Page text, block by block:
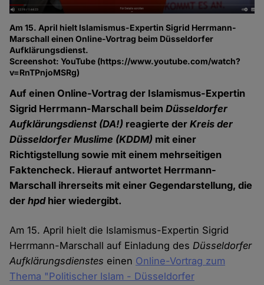
Am 15. April hielt Islamismus-Expertin Sigrid Herrmann-
Marschall einen Online-Vortrag beim Düsseldorfer
Aufklärungsdienst.
Screenshot: YouTube (https://www.youtube.com/watch?
v=RnTPnjoMSRg)
Auf einen Online-Vortrag der Islamismus-Expertin
Sigrid Herrmann-Marschall beimDüsseldorfer
Aufklärungsdienst (DA!) reagierte derKreis der
Düsseldorfer Muslime (KDDM) mit einer
Richtigstellung sowie mit einem mehrseitigen
Faktencheck. Hierauf antwortet Herrmann-
Marschall ihrerseits mit einer Gegendarstellung, die
derhpdhier wiedergibt.
Am 15. April hielt die Islamismus-Expertin Sigrid
Herrmann-Marschall auf Einladung desDüsseldorfer
Aufklärungsdienstes einen Online-Vortrag zum
Thema "Politischer Islam - Düsseldorfer